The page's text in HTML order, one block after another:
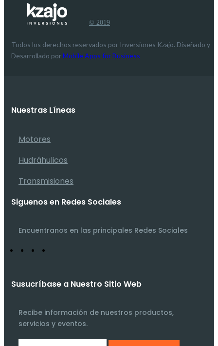
© 2019
Todos los derechos reservados por Inversiones Kzajo. Diseñado y
Desarrollado porMobile Apps for Business
Nuestras Líneas
Motores
Hudráhulicos
Transmisiones
Siguenos en Redes Sociales
Encuentranos en las principales Redes Sociales
Susucríbase a Nuestro Sitio Web
Recibe información de nuestros productos,
servicios y eventos.